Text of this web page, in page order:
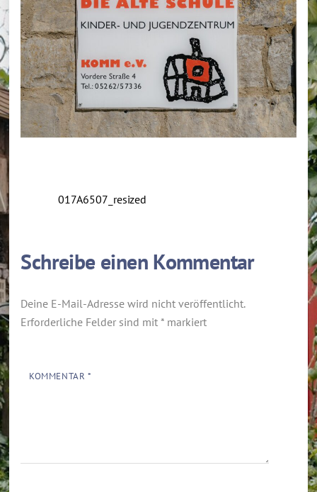
017A6507_resized
Schreibe einen Kommentar
Deine E-Mail-Adresse wird nicht veröffentlicht.
Erforderliche Felder sind mit* markiert
KOMMENTAR *